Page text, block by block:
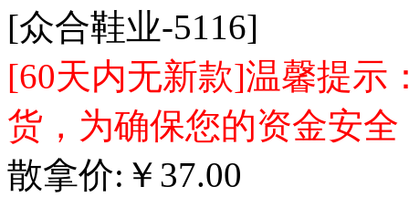
[众合鞋业-5116]
[60天内无新款]温馨提示
货，为确保您的资金安
散拿价: ￥ 37.00